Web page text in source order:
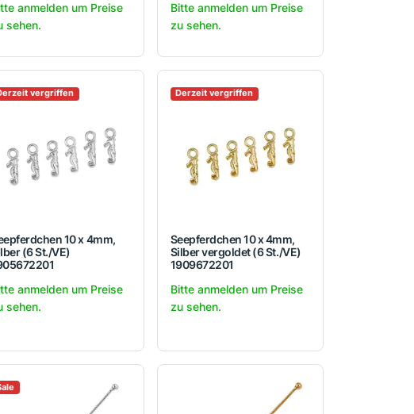
anmelden um Preise
sehen.
Bitte anmelden um Preise
zu sehen.
vergriffen
10 x 4mm,
(6 St./VE)
anmelden um Preise
sehen.
Derzeit vergriffen
Seepferdchen 10 x 4mm,
Silber vergoldet (6 St./VE)
1909672201
Bitte anmelden um Preise
zu sehen.